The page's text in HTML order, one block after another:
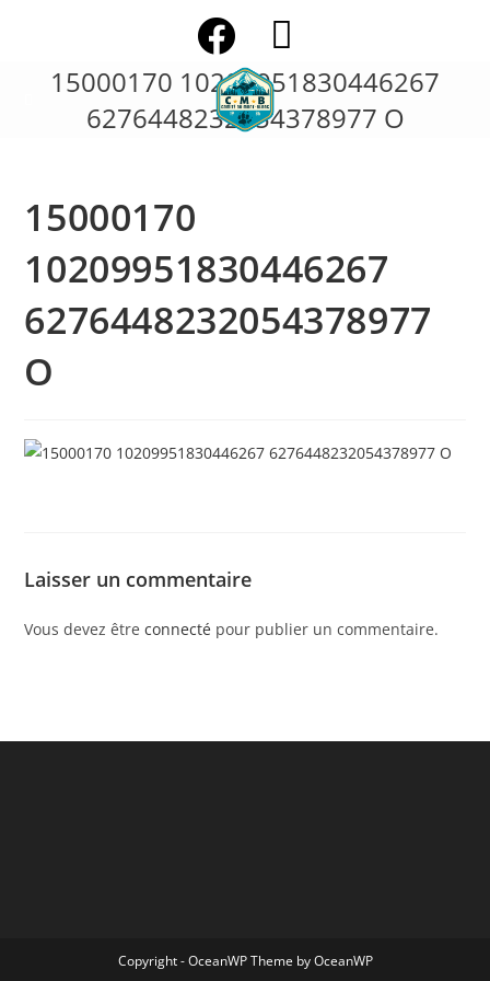
15000170 10209951830446267
6276448232054378977 O
15000170
10209951830446267
6276448232054378977
O
Laisser un commentaire
Vous devez êtreconnecté pour publier un commentaire.
Copyright - OceanWP Theme by OceanWP